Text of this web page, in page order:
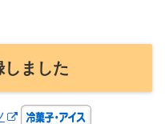
しました